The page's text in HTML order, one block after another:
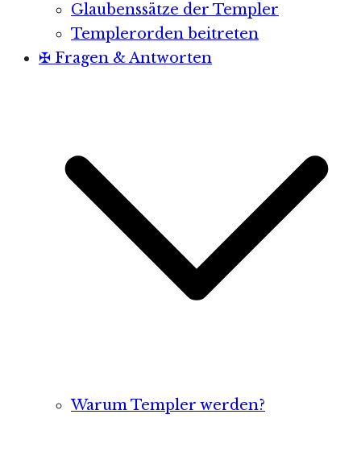
Glaubenssätze der Templer
Templerorden beitreten
✠ Fragen & Antworten
Warum Templer werden?